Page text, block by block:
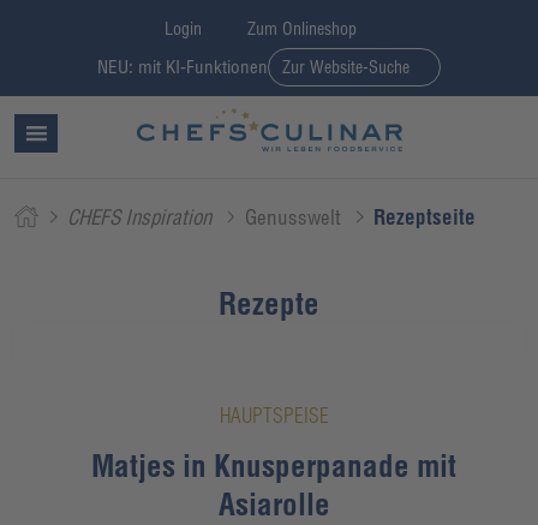
Login Zum Onlineshop
NEU: mit KI-Funktionen Zur Website-Suche
CHEFS Inspiration Genusswelt Rezeptseite
Rezepte
HAUPTSPEISE
Matjes in Knusperpanade mit
Asiarolle